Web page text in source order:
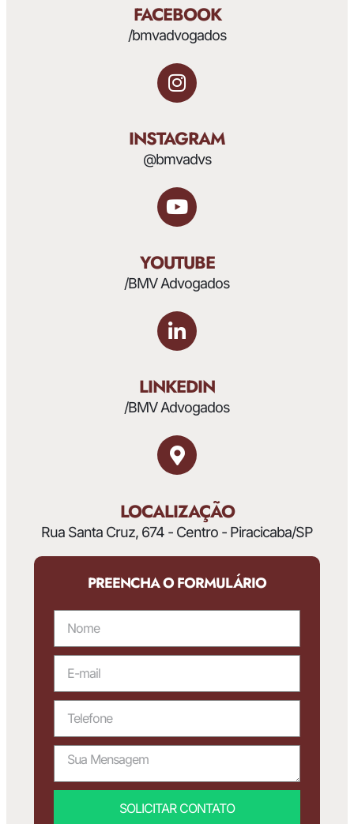
FACEBOOK
/bmvadvogados
INSTAGRAM
@bmvadvs
YOUTUBE
/BMV Advogados
LINKEDIN
/BMV Advogados
LOCALIZAÇÃO
Rua Santa Cruz, 674 - Centro - Piracicaba/SP
PREENCHA O FORMULÁRIO
SOLICITAR CONTATO